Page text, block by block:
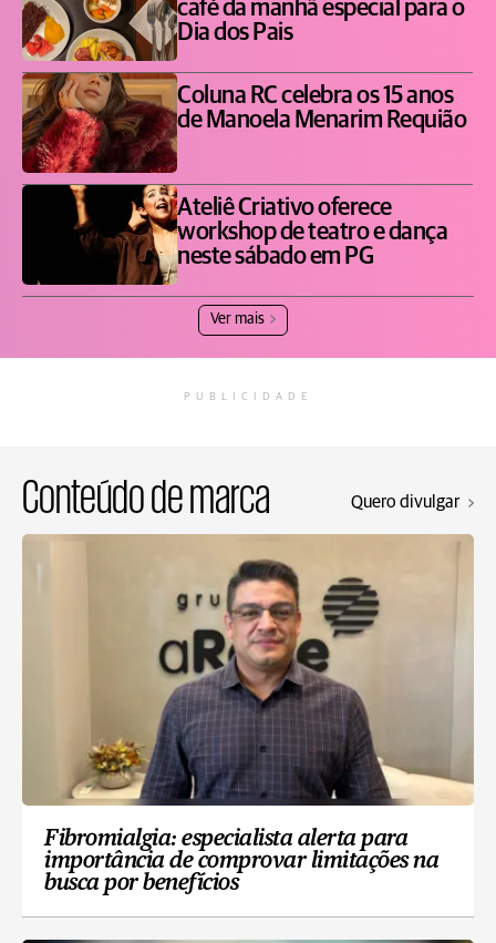
café da manhã especial para o
Dia dos Pais
Coluna RC celebra os 15 anos
de Manoela Menarim Requião
Ateliê Criativo oferece
workshop de teatro e dança
neste sábado em PG
Ver mais
PUBLICIDADE
Conteúdo de marca Quero divulgar
Fibromialgia: especialista alerta para
importância de comprovar limitações na
busca por benefícios